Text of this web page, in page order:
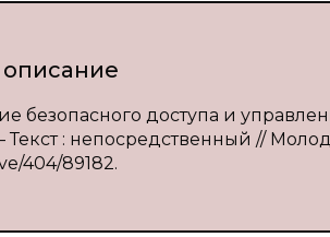
безопасного доступа и
Текст : непосредственный //
404/89182.